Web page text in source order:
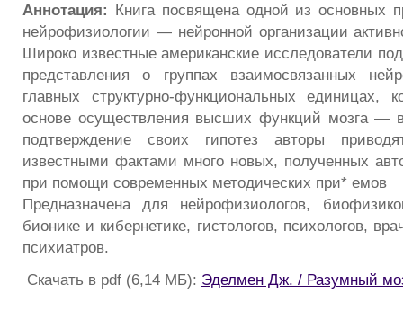
Аннотация: Книга посвящена одной из основных
нейрофизиологии — нейронной организации
Широко известные американские исследователи
представления о группах взаимосвязанных
главных структурно-функциональных единицах,
основе осуществления высших функций мозга —
подтверждение своих гипотез авторы
известными фактами много новых, полученных
при помощи современных методических при* емов
Предназначена для нейрофизиологов,
бионике и кибернетике, гистологов, психологов,
психиатров.
Скачать в pdf (6,14 МБ): Эделмен Дж. / Разумный